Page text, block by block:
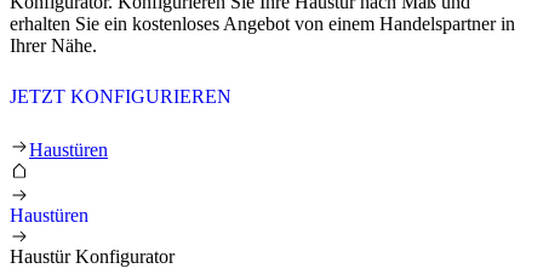
erhalten Sie ein kostenloses Angebot von einem Handelspartner in
Ihrer Nähe.
JETZT KONFIGURIEREN
Haustür Konfigurator
Haustüren
Haustüren
Haustür Konfigurator